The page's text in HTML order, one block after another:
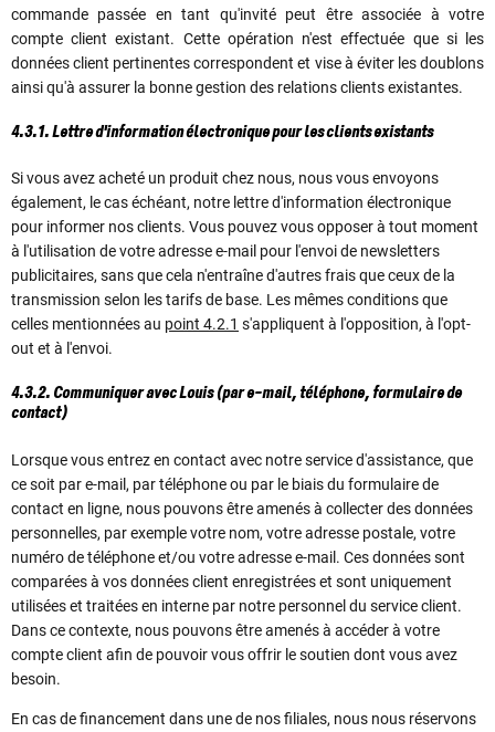
commande passée en tant qu'invité peut être associée à votre
compte client existant. Cette opération n'est effectuée que si les
données client pertinentes correspondent et vise à éviter les doublons
ainsi qu'à assurer la bonne gestion des relations clients existantes.
4.3.1. Lettre d'information électronique pour les clients existants
Si vous avez acheté un produit chez nous, nous vous envoyons
également, le cas échéant, notre lettre d'information électronique
pour informer nos clients. Vous pouvez vous opposer à tout moment
à l'utilisation de votre adresse e-mail pour l'envoi de newsletters
publicitaires, sans que cela n'entraîne d'autres frais que ceux de la
transmission selon les tarifs de base. Les mêmes conditions que
celles mentionnées au point 4.2.1 s'appliquent à l'opposition, à l'opt-
out et à l'envoi.
4.3.2. Communiquer avec Louis (par e-mail, téléphone, formulaire de
contact)
Lorsque vous entrez en contact avec notre service d'assistance, que
ce soit par e-mail, par téléphone ou par le biais du formulaire de
contact en ligne, nous pouvons être amenés à collecter des données
personnelles, par exemple votre nom, votre adresse postale, votre
numéro de téléphone et/ou votre adresse e-mail. Ces données sont
comparées à vos données client enregistrées et sont uniquement
utilisées et traitées en interne par notre personnel du service client.
Dans ce contexte, nous pouvons être amenés à accéder à votre
compte client afin de pouvoir vous offrir le soutien dont vous avez
besoin.
En cas de financement dans une de nos filiales, nous nous réservons